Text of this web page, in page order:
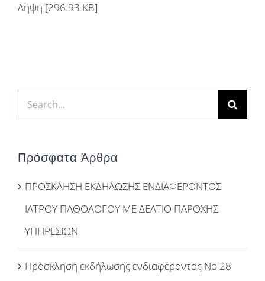
Λήψη [296.93 KB]
Search
for:
Πρόσφατα Άρθρα
ΠΡΟΣΚΛΗΣΗ ΕΚΔΗΛΩΣΗΣ ΕΝΔΙΑΦΕΡΟΝΤΟΣ
ΙΑΤΡΟΥ ΠΑΘΟΛΟΓΟΥ ΜΕ ΔΕΛΤΙΟ ΠΑΡΟΧΗΣ
ΥΠΗΡΕΣΙΩΝ
Πρόσκληση εκδήλωσης ενδιαφέροντος Νο 28